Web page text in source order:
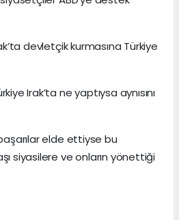
devletçik kurmasına Türkiye
Irak’ta ne yaptıysa aynısını
elde ettiyse bu
siyasilere ve onların yönettiği